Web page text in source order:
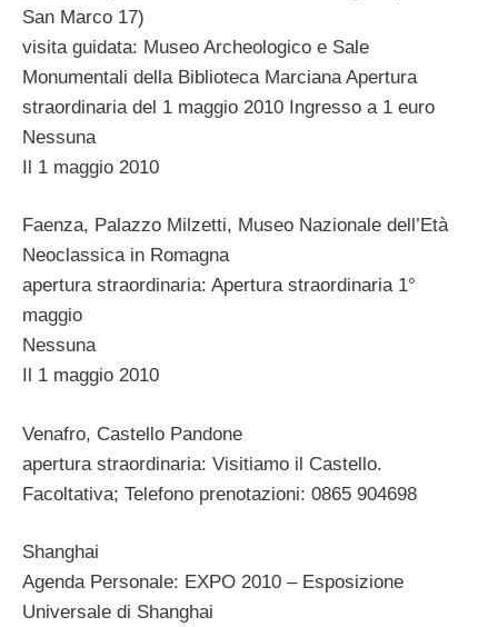
San Marco 17)
visita guidata: Museo Archeologico e Sale
Monumentali della Biblioteca Marciana Apertura
straordinaria del 1 maggio 2010 Ingresso a 1 euro
Nessuna
Il 1 maggio 2010
Faenza, Palazzo Milzetti, Museo Nazionale dell’Età
Neoclassica in Romagna
apertura straordinaria: Apertura straordinaria 1°
maggio
Nessuna
Il 1 maggio 2010
Venafro, Castello Pandone
apertura straordinaria: Visitiamo il Castello.
Facoltativa; Telefono prenotazioni: 0865 904698
Shanghai
Agenda Personale: EXPO 2010 – Esposizione
Universale di Shanghai